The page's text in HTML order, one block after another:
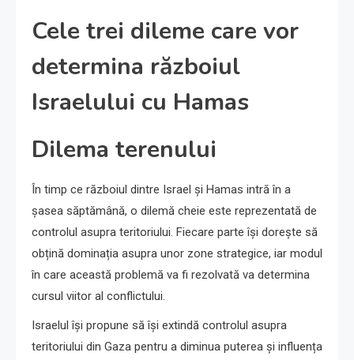
Cele trei dileme care vor
determina războiul
Israelului cu Hamas
Dilema terenului
În timp ce războiul dintre Israel și Hamas intră în a
șasea săptămână, o dilemă cheie este reprezentată de
controlul asupra teritoriului. Fiecare parte își dorește să
obțină dominația asupra unor zone strategice, iar modul
în care această problemă va fi rezolvată va determina
cursul viitor al conflictului.
Israelul își propune să își extindă controlul asupra
teritoriului din Gaza pentru a diminua puterea și influența